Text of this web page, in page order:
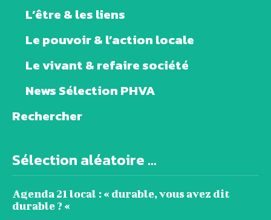
L’être & les liens
Le pouvoir & l’action locale
Le vivant & refaire société
News Sélection PHVA
Rechercher
Sélection aléatoire ...
Agenda 21 local : « durable, vous avez dit
durable ? «